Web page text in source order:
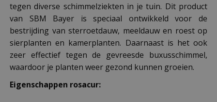
tegen diverse schimmelziekten in je tuin. Dit product
van SBM Bayer is speciaal ontwikkeld voor de
bestrijding van sterroetdauw, meeldauw en roest op
sierplanten en kamerplanten. Daarnaast is het ook
zeer effectief tegen de gevreesde buxusschimmel,
waardoor je planten weer gezond kunnen groeien.
Eigenschappen rosacur: